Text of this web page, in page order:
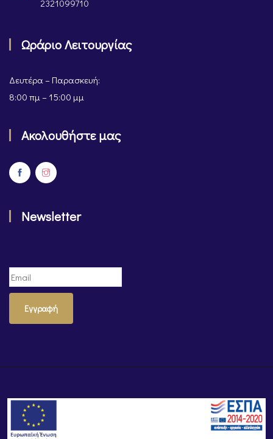
2321099710
Ωράριο Λειτουργίας
Δευτέρα – Παρασκευή:
8:00 πμ – 15:00 μμ
Ακολουθήστε μας
Newsletter
Εγγραφή